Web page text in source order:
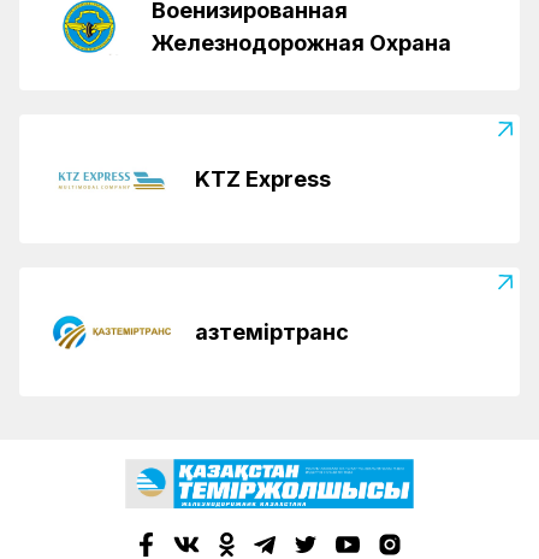
Военизированная
Железнодорожная Охрана
KTZ Express
Қазтеміртранс